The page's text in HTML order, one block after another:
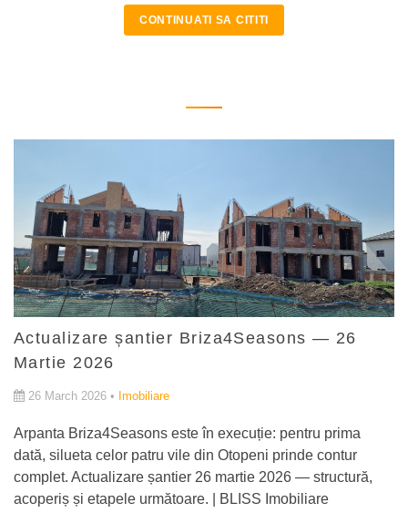
CONTINUATI SA CITITI
Actualizare șantier Briza4Seasons — 26
Martie 2026
26 March 2026 • Imobiliare
Arpanta Briza4Seasons este în execuție: pentru prima
dată, silueta celor patru vile din Otopeni prinde contur
complet. Actualizare șantier 26 martie 2026 — structură,
acoperiș și etapele următoare. | BLISS Imobiliare